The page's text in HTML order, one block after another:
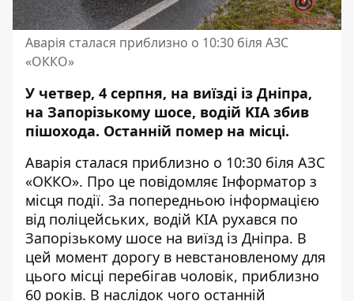
Аварія сталася приблизно о 10:30 біля АЗС
«ОККО»
У четвер, 4 серпня, на виїзді із Дніпра,
на Запорізькому шосе, водій KIA збив
пішохода. Останній помер на місці.
Аварія сталася приблизно о 10:30 біля АЗС
«ОККО». Про це повідомляє Інформатор з
місця події. За попередньою інформацією
від поліцейських, водій KIA рухався по
Запорізькому шосе на виїзд із Дніпра. В
цей момент дорогу в невстановленому для
цього місці перебігав чоловік, приблизно
60 років. В наслідок чого останній